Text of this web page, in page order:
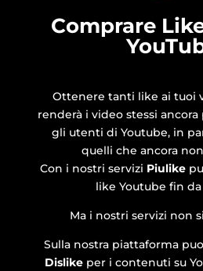
Comprare
Ottenere tanti like ai tuoi
renderà i video stessi
gli utenti di Youtube, in
quelli che ancora
Con i nostri servizi Piulike
like Youtube fin
Ma i nostri servizi non
Sulla nostra piattaforma
Dislike per i contenuti su